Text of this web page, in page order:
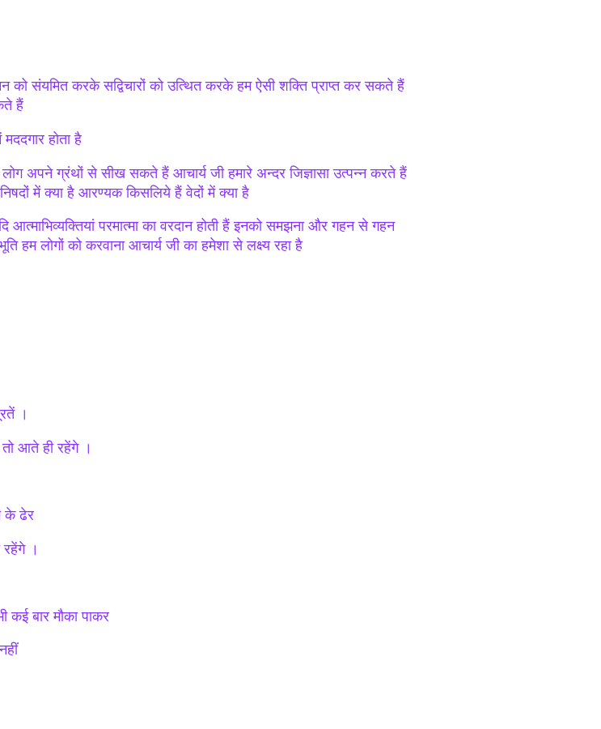
को संयमित करके सद्विचारों को उत्थित करके हम ऐसी शक्ति प्राप्त कर सकते हैं
हैं
होता है
अपने ग्रंथों से सीख सकते हैं आचार्य जी हमारे अन्दर जिज्ञासा उत्पन्न करते हैं
में क्या है आरण्यक किसलिये हैं वेदों में क्या है
आत्माभिव्यक्तियां परमात्मा का वरदान होती हैं इनको समझना और गहन से गहन
हम लोगों को करवाना आचार्य जी का हमेशा से लक्ष्य रहा है
।
तो आते ही रहेंगे ।
के ढेर
रहेंगे ।
कई बार मौका पाकर